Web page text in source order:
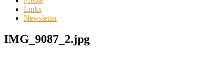
Links
Newsletter
IMG_9087_2.jpg